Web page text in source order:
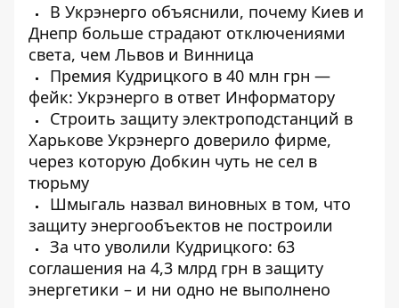
В Укрэнерго объяснили, почему Киев и
Днепр больше страдают отключениями
света, чем Львов и Винница
Премия Кудрицкого в 40 млн грн —
фейк: Укрэнерго в ответ Информатору
Строить защиту электроподстанций в
Харькове Укрэнерго доверило фирме,
через которую Добкин чуть не сел в
тюрьму
Шмыгаль назвал виновных в том, что
защиту энергообъектов не построили
За что уволили Кудрицкого: 63
соглашения на 4,3 млрд грн в защиту
энергетики – и ни одно не выполнено